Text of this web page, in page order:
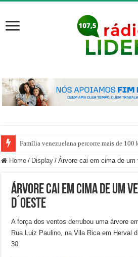
Família venezuelana percorre mais de
Home / Display / Árvore cai em cima de um
Árvore cai em cima de um
d´Oeste
A força dos ventos derrubou uma árvore
Rua Luiz Paulino, na Vila Rica em Herval
30.